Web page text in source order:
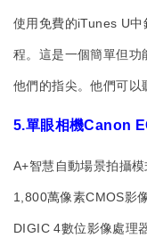
使用免費的iTunes U
程。這是一個簡單但功
他們的指尖。他們可以
5.單眼相機Canon
A+智慧自動場景拍攝模
1,800萬像素CMOS影
DIGIC 4數位影像處理